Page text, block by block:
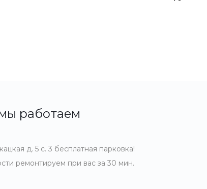
работаем
д. 5 с. 3 бесплатная парковка!
ремонтируем при вас за 30 мин.